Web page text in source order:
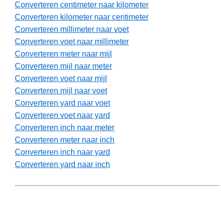
Converteren centimeter naar kilometer
Converteren kilometer naar centimeter
Converteren millimeter naar voet
Converteren voet naar millimeter
Converteren meter naar mijl
Converteren mijl naar meter
Converteren voet naar mijl
Converteren mijl naar voet
Converteren yard naar voet
Converteren voet naar yard
Converteren inch naar meter
Converteren meter naar inch
Converteren inch naar yard
Converteren yard naar inch